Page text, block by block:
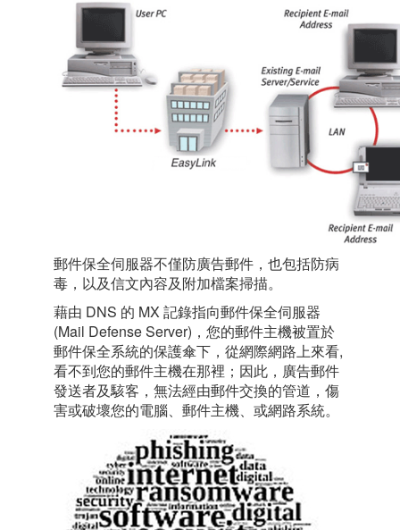
郵件保全伺服器不僅防廣告郵件，也包括防病
毒，以及信文內容及附加檔案掃描。
藉由 DNS 的 MX 記錄指向郵件保全伺服器
(Mail Defense Server)，您的郵件主機被置於
郵件保全系統的保護傘下，從網際網路上來看,
看不到您的郵件主機在那裡；因此， 廣告郵件
發送者及駭客，無法經由郵件交換的管道，傷
害或破壞您的電腦、郵件主機、或網路系統。